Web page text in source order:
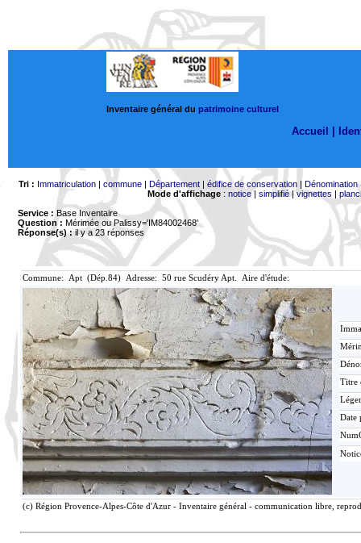
Inventaire général du patrimoine culturel
Accueil |
Tri : Immatriculation| commune| Département| édifice de conservation| Dénomination
Mode d'affichage: notice| simplifié|vignettes |
Service : Base Inventaire
Question : Mérimée ou Palissy='IM84002468'
Réponse(s) :il y a 23 réponses
Commune: Apt (Dép.84) Adresse: 50 rue Scudéry Apt. Aire d'étude:
Titre
Date
(c) Région Provence-Alpes-Côte d'Azur - Inventaire général - communication libre,